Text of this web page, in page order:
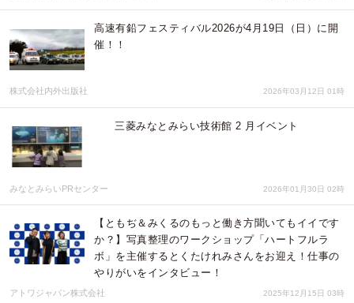
高速有鉛フェスティバル2026が4月19日（日）に開
催！！
株式会社内外出版社 2026年03月12日 01時
三菱みなとみらい技術館 2 月イベント
みなとみらいPRセンター 2026年01月30日 02時
【ともぢ＆みくるのもっと働き方聞いてもイイです
か？】写真整理のワークショップ「ハートフルラ
ボ」を主催するとくたけれみさんをお迎え！仕事の
やりがいをインタビュー！
アトワジャパン株式会社 2025年12月15日 03時